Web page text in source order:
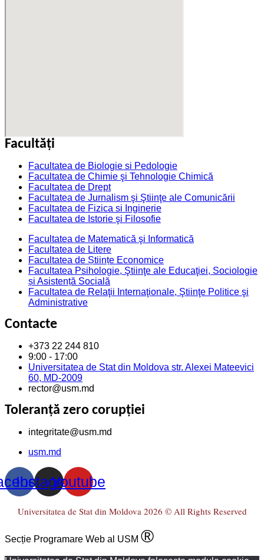
Facultăţi
Facultatea de Biologie si Pedologie
Facultatea de Chimie şi Tehnologie Chimică
Facultatea de Drept
Facultatea de Jurnalism şi Ştiinţe ale Comunicării
Facultatea de Fizica si Inginerie
Facultatea de Istorie şi Filosofie
Facultatea de Matematică şi Informatică
Facultatea de Litere
Facultatea de Științe Economice
Facultatea Psihologie, Ştiinţe ale Educaţiei, Sociologie
și Asistență Socială
Facultatea de Relaţii Internaţionale, Ştiinţe Politice şi
Administrative
Contacte
+373 22 244 810
9:00 - 17:00
Universitatea de Stat din Moldova str. Alexei Mateevici
60, MD-2009
rector@usm.md
Toleranță zero corupției
integritate@usm.md
usm.md
Instagram
Youtube
Universitatea de Stat din Moldova 2026 © All Rights Reserved
Secție Programare Web al USM ®